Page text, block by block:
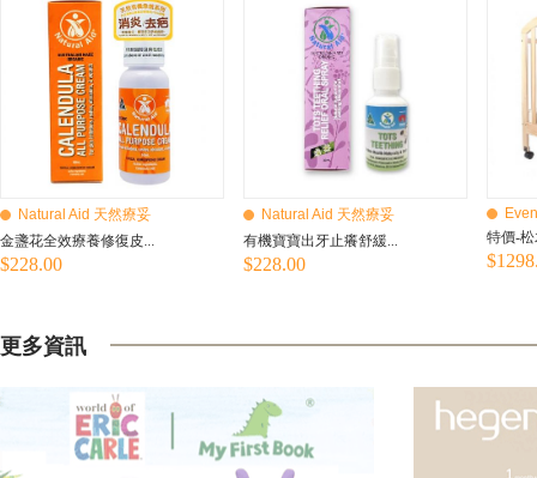
Natural Aid 天然療妥
金盞花全效療養修復皮...
$228.00
Natural Aid 天然療妥
有機寶寶出牙止癢舒緩...
$228.00
特價-
更多資訊